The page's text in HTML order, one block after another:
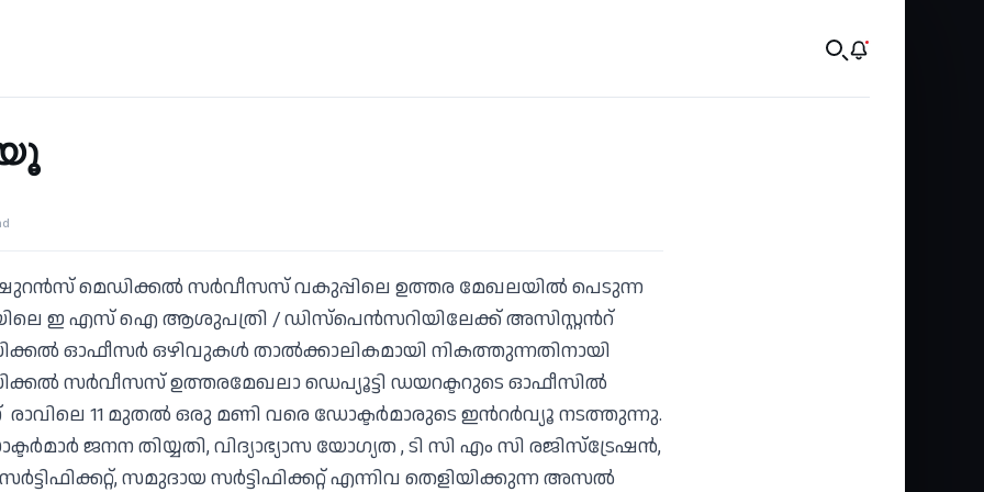
മെഡിക്കൽ സർവീസസ് വകുപ്പിലെ ഉത്തര മേഖലയിൽ പെടുന്ന
ഇ എസ് ഐ ആശുപത്രി / ഡിസ്പെൻസറിയിലേക്ക് അസിസ്റ്റൻറ്
ഓഫീസർ ഒഴിവുകൾ താൽക്കാലികമായി നികത്തുന്നതിനായി
സർവീസസ് ഉത്തരമേഖലാ ഡെപ്യൂട്ടി ഡയറക്ടറുടെ ഓഫീസിൽ
രാവിലെ 11 മുതൽ ഒരു മണി വരെ ഡോക്ടർമാരുടെ ഇൻറർവ്യൂ നടത്തുന്നു.
ജനന തിയ്യതി, വിദ്യാഭ്യാസ യോഗ്യത , ടി സി എം സി രജിസ്ട്രേഷൻ,
സമുദായ സർട്ടിഫിക്കറ്റ് എന്നിവ തെളിയിക്കുന്ന അസൽ